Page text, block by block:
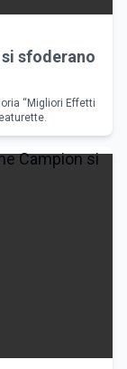
si sfoderano
“Migliori Effetti